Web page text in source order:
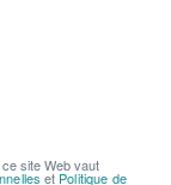
site Web vaut
et Politique de